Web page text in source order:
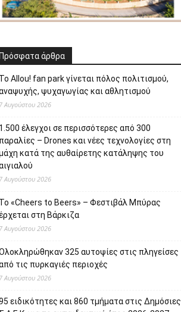
Πρόσφατα άρθρα
Το Allou! fan park γίνεται πόλος πολιτισμού,
ψυχαγωγίας και αθλητισμού
7 Αυγούστου 2026
1.500 έλεγχοι σε περισσότερες από 300
παραλίες – Drones και νέες τεχνολογίες στη
κατά της αυθαίρετης κατάληψης του
7 Αυγούστου 2026
Το «Cheers to Beers» – Φεστιβάλ Μπύρας
στη Βάρκιζα
7 Αυγούστου 2026
325 αυτοψίες στις πληγείσες
τις πυρκαγιές περιοχές
7 Αυγούστου 2026
ειδικότητες και 860 τμήματα στις Δημόσιες